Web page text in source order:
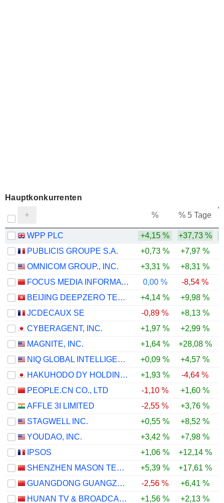
Hauptkonkurrenten
% % 5 Tage
WPP PLC +4,15 % +37,73 %
PUBLICIS GROUPE S.A.
+0,73 % +7,97 %
OMNICOM GROUP., INC.
+3,31 % +8,31 %
FOCUS MEDIA INFORMATION TECHNOLOGY CO., LTD.
0,00 % -8,54 %
BEIJING DEEPZERO TECHNOLOGY CO., LTD.
+4,14 % +9,98 %
JCDECAUX SE
-0,89 % +8,13 %
CYBERAGENT, INC.
+1,97 % +2,99 %
MAGNITE, INC.
+1,64 % +28,08 %
NIQ GLOBAL INTELLIGENCE PLC
+0,09 % +4,57 %
HAKUHODO DY HOLDINGS INC
+1,93 % -4,64 %
PEOPLE.CN CO., LTD
-1,10 % +1,60 %
AFFLE 3I LIMITED
-2,55 % +3,76 %
STAGWELL INC.
+0,55 % +8,52 %
YOUDAO, INC.
+3,42 % +7,98 %
IPSOS
+1,06 % +12,14 %
SHENZHEN MASON TECHNOLOGIES CO.,LTD
+5,39 % +17,61 %
GUANGDONG GUANGZHOU DAILY MEDIA CO., LTD.
-2,56 % +6,41 %
HUNAN TV & BROADCAST INTERMEDIARY CO., LTD.
+1,56 % +2,13 %